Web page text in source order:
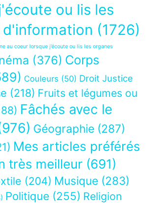
ou lis les
(1726)
au coeur lorsque j’écoute ou lis les organes
(376) Corps
Couleurs (50) Droit Justice
(218) Fruits et légumes ou
Fâchés avec le
Géographie (287)
Mes articles préférés
très meilleur (691)
(204) Musique (283)
Politique (255) Religion